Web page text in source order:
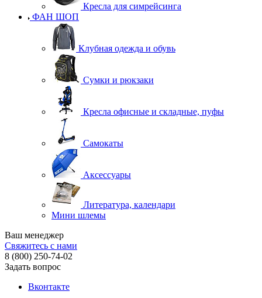
Кресла для симрейсинга
ФАН ШОП
Клубная одежда и обувь
Сумки и рюкзаки
Кресла офисные и складные, пуфы
Самокаты
Аксессуары
Литература, календари
Мини шлемы
Ваш менеджер
Свяжитесь с нами
8 (800) 250-74-02
Задать вопрос
Вконтакте